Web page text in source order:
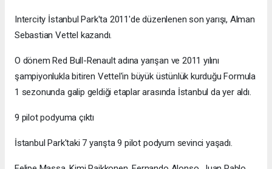
Intercity İstanbul Park'ta 2011'de düzenlenen son yarışı, Alman
Sebastian Vettel kazandı.
O dönem Red Bull-Renault adına yarışan ve 2011 yılını
şampiyonlukla bitiren Vettel'in büyük üstünlük kurduğu Formula
1 sezonunda galip geldiği etaplar arasında İstanbul da yer aldı.
9 pilot podyuma çıktı
İstanbul Park'taki 7 yarışta 9 pilot podyum sevinci yaşadı.